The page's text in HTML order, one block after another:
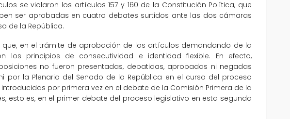
se violaron los artículos 157 y 160 de la Constitución Política, que
ser aprobadas en cuatro debates surtidos ante las dos cámaras
de la República.
que, en el trámite de aprobación de los artículos demandando de la
los principios de consecutividad e identidad flexible. En efecto,
no fueron presentadas, debatidas, aprobadas ni negadas
por la Plenaria del Senado de la República en el curso del proceso
por primera vez en el debate de la Comisión Primera de la
esto es, en el primer debate del proceso legislativo en esta segunda